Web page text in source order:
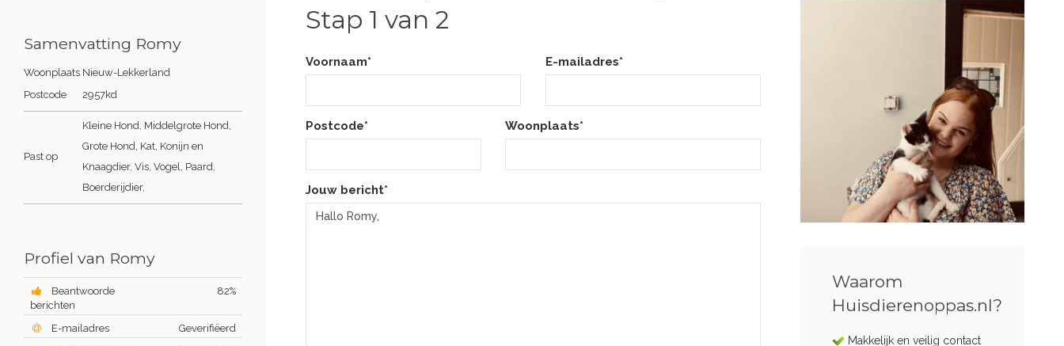
Samenvatting Romy
Woonplaats Nieuw-Lekkerland
Postcode
2957kd
Past op
Kleine Hond, Middelgrote Hond,
Grote Hond, Kat, Konijn en
Knaagdier, Vis, Vogel, Paard,
Boerderijdier,
Profiel van Romy
Beantwoorde
berichten
82%
E-mailadres
Geverifiëerd
Stap 1 van 2
Voornaam* E-mailadres*
Postcode* Woonplaats*
Jouw bericht*
Waarom
Huisdierenoppas.nl?
Makkelijk en veilig contact